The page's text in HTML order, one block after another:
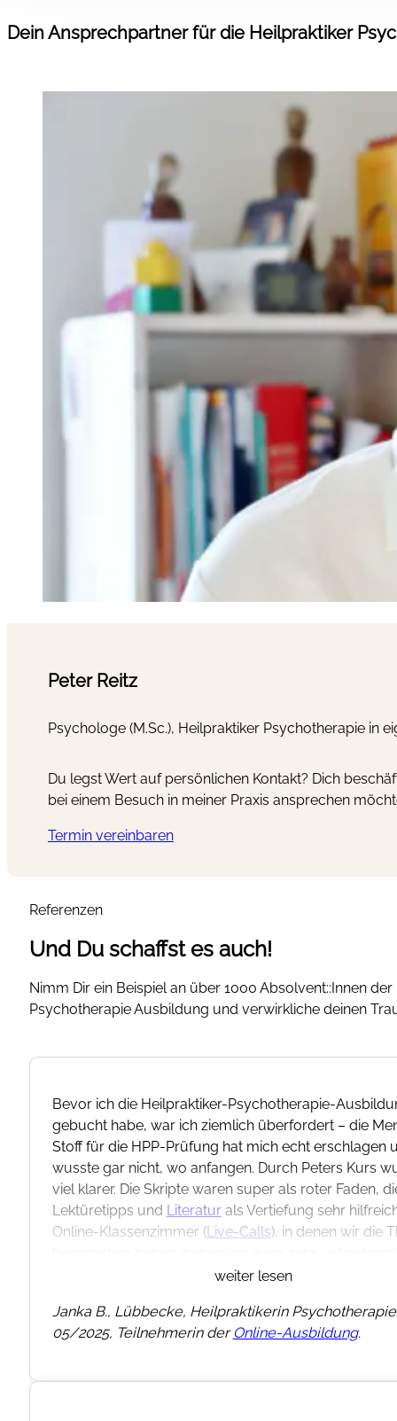
Dein Ansprechpartner für die Heilpraktiker
Peter Reitz
Psychologe (M.Sc.), Heilpraktiker Psychotherapie in
Du legst Wert auf persönlichen Kontakt? Dich
bei einem Besuch in meiner Praxis ansprechen
Termin vereinbaren
Referenzen
Und Du schaffst es auch!
Nimm Dir ein Beispiel an über 1000 Absolvent::Innen
Psychotherapie Ausbildung und verwirkliche deinen
Bevor ich die Heilpraktiker-Psychotherapie-
gebucht habe, war ich ziemlich überfordert – die
Stoff für die HPP-Prüfung hat mich echt erschlagen
wusste gar nicht, wo anfangen. Durch Peters Kurs
viel klarer. Die Skripte waren super als roter Faden,
Lektüretipps und Literaturals Vertiefung sehr
Online-Klassenzimmer (Live-Calls), in denen wir die
schriftliche Prüfungdiesmal ziemlich
“Bestnote” bestanden laut meiner Prüfer 😊.
weiter lesen
Janka B., Lübbecke, Heilpraktikerin
05/2025, Teilnehmerin der Online-Ausbildung.